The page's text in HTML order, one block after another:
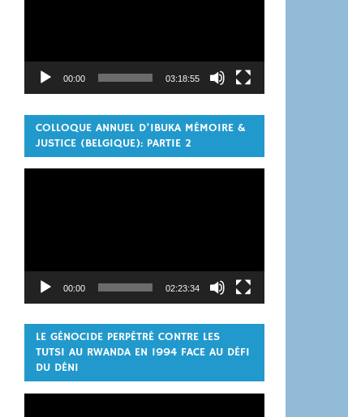
00:00 03:18:55
COLLOQUE ANNUEL D’IBUKA MÉMOIRE &
JUSTICE (BELGIQUE): PARTIE 2
00:00 02:23:34
LE GÉNOCIDE PERPÉTRÉ CONTRE LES
TUTSI AU RWANDA EN 1994 FACE AU DÉFI
DU DÉNI